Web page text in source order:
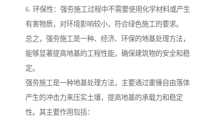
6. 环保性：强夯施工过程中不需要使用化学材料或产生
有害物质，对环境影响较小，符合绿色施工的要求。
总之，强夯施工是一种、经济、环保的地基处理方法，
能够显著提高地基的工程性能，确保建筑物的安全和稳
定。
强夯施工是一种地基处理方法，主要通过重锤自由落体
产生的冲击力来压实土壤，提高地基的承载力和稳定
性。其主要作用包括：